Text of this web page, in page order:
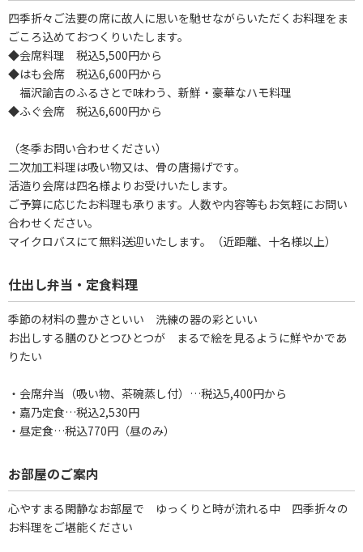
四季折々ご法要の席に故人に思いを馳せながらいただくお料理をま
ごころ込めておつくりいたします。
◆会席料理 税込5,500円から
◆はも会席 税込6,600円から
福沢諭吉のふるさとで味わう、新鮮・豪華なハモ料理
◆ふぐ会席 税込6,600円から
（冬季お問い合わせください）
二次加工料理は吸い物又は、骨の唐揚げです。
活造り会席は四名様よりお受けいたします。
ご予算に応じたお料理も承ります。人数や内容等もお気軽にお問い
合わせください。
マイクロバスにて無料送迎いたします。（近距離、十名様以上）
仕出し弁当・定食料理
季節の材料の豊かさといい 洗練の器の彩といい
お出しする膳のひとつひとつが まるで絵を見るように鮮やかであ
りたい
・会席弁当（吸い物、茶碗蒸し付）…税込5,400円から
・嘉乃定食…税込2,530円
・昼定食…税込770円（昼のみ）
お部屋のご案内
心やすまる閑静なお部屋で ゆっくりと時が流れる中 四季折々の
お料理をご堪能ください